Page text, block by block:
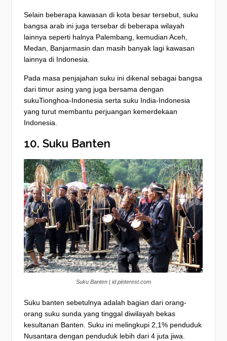
Selain beberapa kawasan di kota besar tersebut, suku
bangsa arab ini juga tersebar di beberapa wilayah
lainnya seperti halnya Palembang, kemudian Aceh,
Medan, Banjarmasin dan masih banyak lagi kawasan
lainnya di Indonesia.
Pada masa penjajahan suku ini dikenal sebagai bangsa
dari timur asing yang juga bersama dengan
sukuTionghoa-Indonesia serta suku India-Indonesia
yang turut membantu perjuangan kemerdekaan
Indonesia.
10. Suku Banten
Suku Banten | id.pinterest.com
Suku banten sebetulnya adalah bagian dari orang-
orang suku sunda yang tinggal diwilayah bekas
kesultanan Banten. Suku ini melingkupi 2,1% penduduk
Nusantara dengan penduduk lebih dari 4 juta jiwa.